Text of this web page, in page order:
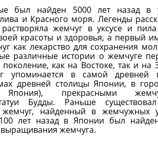
был найден 5000 лет назад в
и Красного моря. Легенды
жемчуг в уксусе и
красоты и здоровья, а первый
как лекарство для сохранения
различные истории о жемчуге
как на Востоке, так и на
упоминается в самой древней
древней столицы Японии, в
Япония), прекрасными
Будды. Раньше
жемчуг, найденный в жемчужных
лет назад в Японии был
выращивания жемчуга.